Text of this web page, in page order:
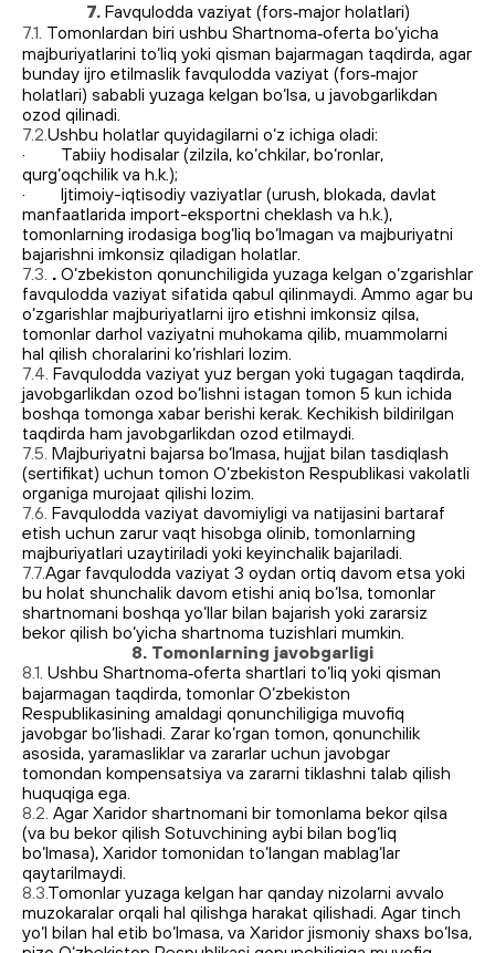
7. Favqulodda vaziyat (fors‑major holatlari)
7.1. Tomonlardan biri ushbu Shartnoma‑oferta bo‘yicha
majburiyatlarini to‘liq yoki qisman bajarmagan taqdirda, agar
bunday ijro etilmaslik favqulodda vaziyat (fors‑major
holatlari) sababli yuzaga kelgan bo‘lsa, u javobgarlikdan
ozod qilinadi.
7.2. Ushbu holatlar quyidagilarni o‘z ichiga oladi:
· Tabiiy hodisalar (zilzila, ko‘chkilar, bo‘ronlar,
qurg‘oqchilik va h.k.);
· Ijtimoiy-iqtisodiy vaziyatlar (urush, blokada, davlat
manfaatlarida import-eksportni cheklash va h.k.),
tomonlarning irodasiga bog‘liq bo‘lmagan va majburiyatni
bajarishni imkonsiz qiladigan holatlar.
7.3. . O‘zbekiston qonunchiligida yuzaga kelgan o‘zgarishlar
favqulodda vaziyat sifatida qabul qilinmaydi. Ammo agar bu
o‘zgarishlar majburiyatlarni ijro etishni imkonsiz qilsa,
tomonlar darhol vaziyatni muhokama qilib, muammolarni
hal qilish choralarini ko‘rishlari lozim.
7.4. Favqulodda vaziyat yuz bergan yoki tugagan taqdirda,
javobgarlikdan ozod bo‘lishni istagan tomon 5 kun ichida
boshqa tomonga xabar berishi kerak. Kechikish bildirilgan
taqdirda ham javobgarlikdan ozod etilmaydi.
7.5. Majburiyatni bajarsa bo‘lmasa, hujjat bilan tasdiqlash
(sertifikat) uchun tomon O‘zbekiston Respublikasi vakolatli
organiga murojaat qilishi lozim.
7.6. Favqulodda vaziyat davomiyligi va natijasini bartaraf
etish uchun zarur vaqt hisobga olinib, tomonlarning
majburiyatlari uzaytiriladi yoki keyinchalik bajariladi.
7.7.Agar favqulodda vaziyat 3 oydan ortiq davom etsa yoki
bu holat shunchalik davom etishi aniq bo‘lsa, tomonlar
shartnomani boshqa yo‘llar bilan bajarish yoki zararsiz
bekor qilish bo‘yicha shartnoma tuzishlari mumkin.
8. Tomonlarning javobgarligi
8.1. Ushbu Shartnoma‑oferta shartlari to‘liq yoki qisman
bajarmagan taqdirda, tomonlar O‘zbekiston
Respublikasining amaldagi qonunchiligiga muvofiq
javobgar bo‘lishadi. Zarar ko‘rgan tomon, qonunchilik
asosida, yaramasliklar va zararlar uchun javobgar
tomondan kompensatsiya va zararni tiklashni talab qilish
huquqiga ega.
8.2. Agar Xaridor shartnomani bir tomonlama bekor qilsa
(va bu bekor qilish Sotuvchining aybi bilan bog‘liq
bo‘lmasa), Xaridor tomonidan to‘langan mablag‘lar
qaytarilmaydi.
8.3. Tomonlar yuzaga kelgan har qanday nizolarni avvalo
muzokaralar orqali hal qilishga harakat qilishadi. Agar tinch
yo‘l bilan hal etib bo‘lmasa, va Xaridor jismoniy shaxs bo‘lsa,